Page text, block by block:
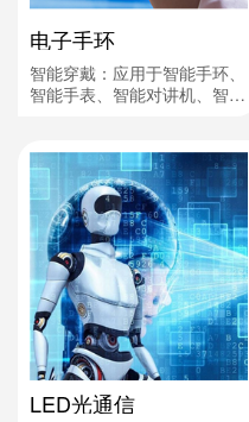
电子手环
智能穿戴：应用于智能手环、
智能手表、智能对讲机、智能
开关指示、液晶屏组等。
LED光通信